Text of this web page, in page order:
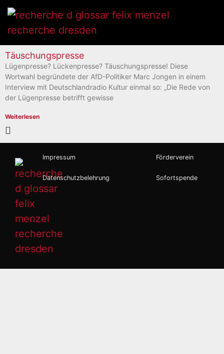
Täuschungspresse
Lügenpresse? Lückenpresse? Täuschungspresse! Diese
Wortwahl begründete der AfD-Politiker Marc Jongen in einem
Interview mit Deutschlandradio Kultur einmal so: „Die Rede von
der Lügenpresse betrifft gewisse
Weiterlesen
Impressum
Datenschutzbelehrung
Förderverein
Sofortspende